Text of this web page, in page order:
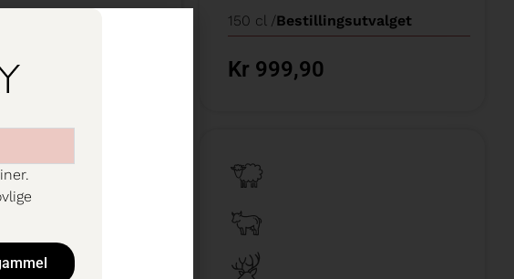
150 cl /Bestillingsutvalget
Kr 999,90